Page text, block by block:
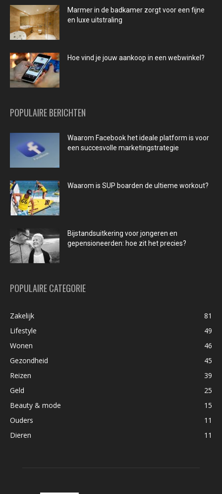
Marmer in de badkamer zorgt voor een fijne
en luxe uitstraling
Hoe vind je jouw aankoop in een webwinkel?
POPULAIRE BERICHTEN
Waarom Facebook het ideale platform is voor
een succesvolle marketingstrategie
Waarom is SUP boarden de ultieme workout?
Bijstandsuitkering voor jongeren en
gepensioneerden: hoe zit het precies?
POPULAIRE CATEGORIE
Zakelijk
81
Lifestyle
49
Wonen
46
Gezondheid
45
Reizen
39
Geld
25
Beauty & mode
15
Ouders
11
Dieren
11